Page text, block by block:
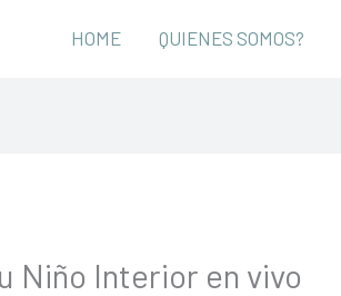
HOME QUIENES SOMOS?
Niño Interior en vivo